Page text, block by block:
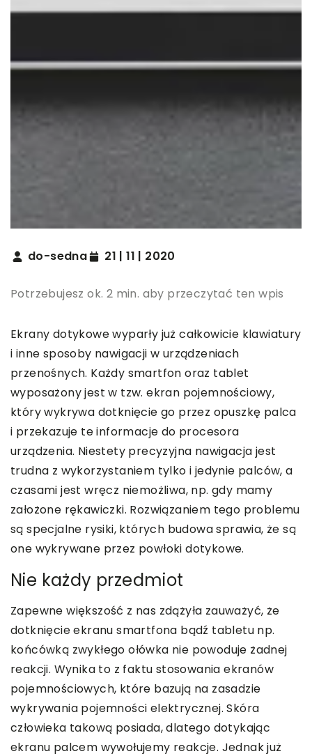
do-sedna 21 | 11 | 2020
Potrzebujesz ok. 2 min. aby przeczytać ten wpis
Ekrany dotykowe wyparły już całkowicie klawiatury
i inne sposoby nawigacji w urządzeniach
przenośnych. Każdy smartfon oraz tablet
wyposażony jest w tzw. ekran pojemnościowy,
który wykrywa dotknięcie go przez opuszkę palca
i przekazuje te informacje do procesora
urządzenia. Niestety precyzyjna nawigacja jest
trudna z wykorzystaniem tylko i jedynie palców, a
czasami jest wręcz niemożliwa, np. gdy mamy
założone rękawiczki. Rozwiązaniem tego problemu
są specjalne rysiki, których budowa sprawia, że są
one wykrywane przez powłoki dotykowe.
Nie każdy przedmiot
Zapewne większość z nas zdążyła zauważyć, że
dotknięcie ekranu smartfona bądź tabletu np.
końcówką zwykłego ołówka nie powoduje żadnej
reakcji. Wynika to z faktu stosowania ekranów
pojemnościowych, które bazują na zasadzie
wykrywania pojemności elektrycznej. Skóra
człowieka takową posiada, dlatego dotykając
ekranu palcem wywołujemy reakcje. Jednak już